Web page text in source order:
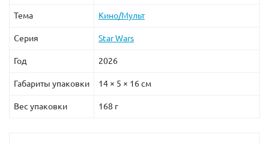
Тема Кино/Мульт
Серия Star Wars
Год 2026
Габариты упаковки 14 × 5 × 16 см
Вес упаковки 168 г